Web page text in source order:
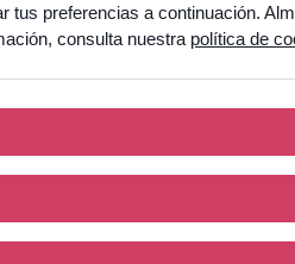
tus preferencias a continuación.
consulta nuestra política de